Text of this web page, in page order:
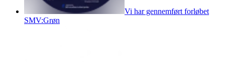
Vi har gennemført forløbet
SMV:Grøn